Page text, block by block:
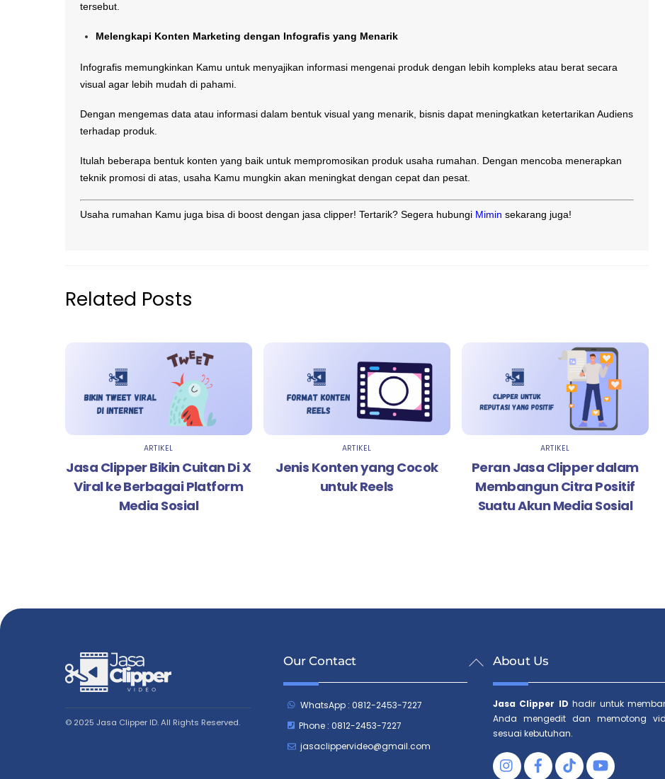
tersebut.
Melengkapi Konten Marketing dengan Infografis yang Menarik
Infografis memungkinkan Kamu untuk menyajikan informasi mengenai produk dengan lebih kompleks atau berat secara
visual agar lebih mudah di pahami.
Dengan mengemas data atau informasi dalam bentuk visual yang menarik, bisnis dapat meningkatkan ketertarikan Audiens
terhadap produk.
Itulah beberapa bentuk konten yang baik untuk mempromosikan produk usaha rumahan. Dengan mencoba menerapkan
teknik promosi di atas, usaha Kamu mungkin akan meningkat dengan cepat dan pesat.
Usaha rumahan Kamu juga bisa di boost dengan jasa clipper! Tertarik? Segera hubungi Mimin sekarang juga!
Related Posts
ARTIKEL
Jasa Clipper Bikin Cuitan Di X
Viral ke Berbagai Platform
Media Sosial
ARTIKEL
Jenis Konten yang Cocok
untuk Reels
ARTIKEL
Peran Jasa Clipper dalam
Membangun Citra Positif
Suatu Akun Media Sosial
Back
© 2025 Jasa Clipper ID. All Rights Reserved.
Our Contact
WhatsApp : 0812-2453-7227
Phone : 0812-2453-7227
jasaclippervideo@gmail.com
About Us
Jasa Clipper ID hadir untuk
Anda mengedit dan memotong
sesuai kebutuhan.
FacebookTiktok